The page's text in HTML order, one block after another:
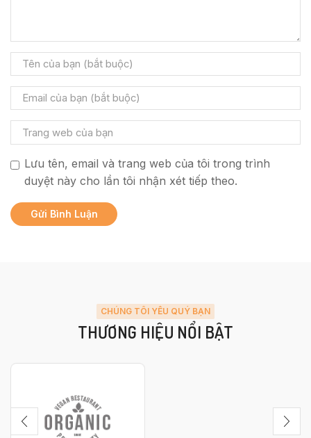
Lưu tên, email và trang web của tôi trong trình
duyệt này cho lần tôi nhận xét tiếp theo.
CHÚNG TÔI YÊU QUÝ BẠN
THƯƠNG HIỆU NỔI BẬT